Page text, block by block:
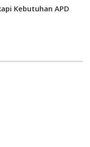
Kebutuhan APD